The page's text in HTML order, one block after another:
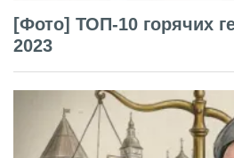
[Фото] ТОП-10 горячих
2023